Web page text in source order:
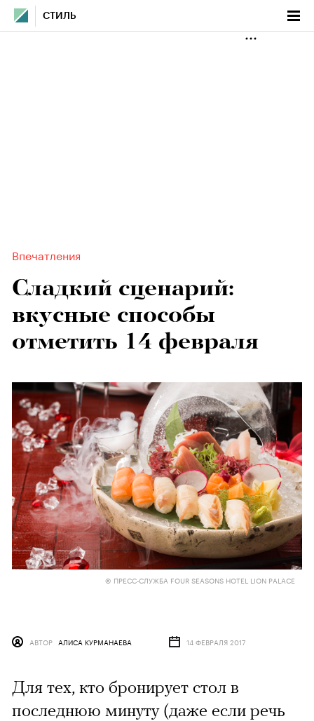
СТИЛЬ
Впечатления
Сладкий сценарий:
вкусные способы
отметить 14 февраля
© ПРЕСС-СЛУЖБА FOUR SEASONS HOTEL LION PALACE
АВТОР АЛИСА КУРМАНАЕВА 14 ФЕВРАЛЯ 2017
Для тех, кто бронирует стол в
последнюю минуту (даже если речь